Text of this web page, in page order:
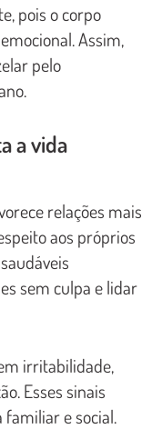
pois o corpo
Assim,
pelo
a vida
relações mais
aos próprios
sem culpa e lidar
irritabilidade,
Esses sinais
e social.